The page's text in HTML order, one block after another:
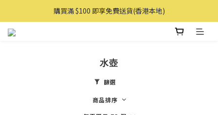
購買滿 $100 即享免費送貨(香港本地)
購買滿 $100 即享免費送貨(香港本地)
水壺
篩選
商品排序